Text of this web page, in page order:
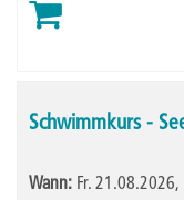
Schwimmkurs -
Wann: Fr. 21.08.2026,